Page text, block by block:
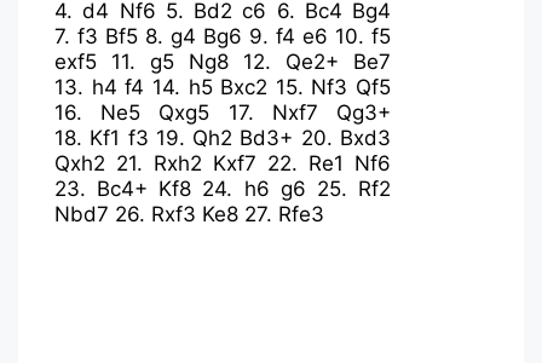
4.d4 Nf6 5. Bd2 c6 6. Bc4 Bg4
7. f3 Bf5 8. g4 Bg6 9. f4 e6 10. f5
exf5
11. g5 Ng8 12. Qe2+
Be7
13. h4 f4 14. h5 Bxc2 15. Nf3 Qf5
16. Ne5 Qxg5 17. Nxf7
Qg3+
18. Kf1 f3 19. Qh2 Bd3+ 20. Bxd3
Qxh2 21. Rxh2 Kxf7 22. Re1 Nf6
23. Bc4+ Kf8 24. h6 g6 25. Rf2
Nbd7 26. Rxf3 Ke8 27. Rfe3